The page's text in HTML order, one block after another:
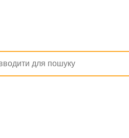
Денізид пор. для
Одесі